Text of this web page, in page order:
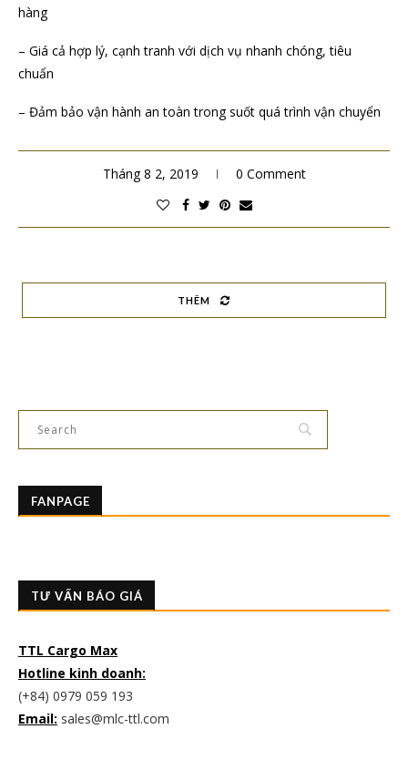
hàng
– Giá cả hợp lý, cạnh tranh với dịch vụ nhanh chóng, tiêu
chuẩn
– Đảm bảo vận hành an toàn trong suốt quá trình vận chuyển
Tháng 8 2, 2019 0 Comment
THÊM
FANPAGE
TƯ VẤN BÁO GIÁ
TTL Cargo Max
Hotline kinh doanh:
(+84) 0979 059 193
Email: sales@mlc-ttl.com